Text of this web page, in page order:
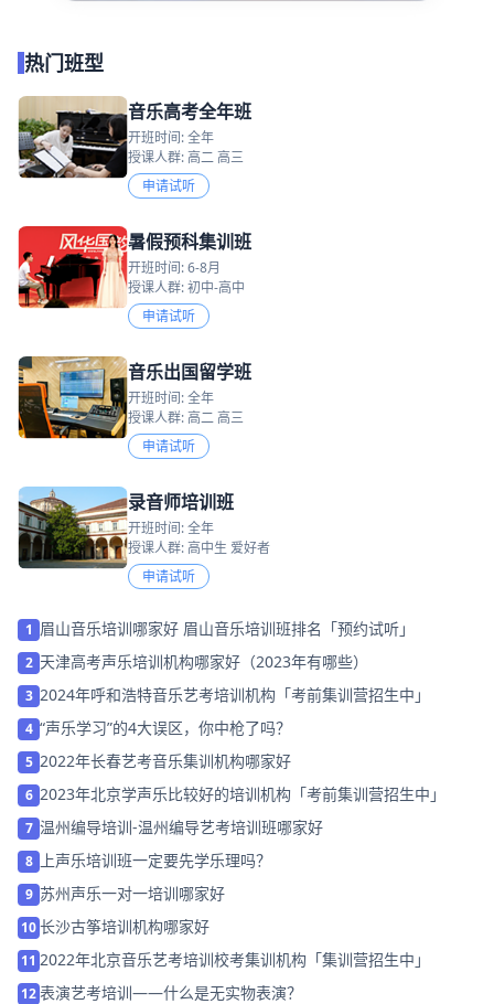
热门班型
音乐高考全年班
开班时间: 全年
授课人群: 高二 高三
申请试听
暑假预科集训班
开班时间: 6-8月
授课人群: 初中-高中
申请试听
音乐出国留学班
开班时间: 全年
授课人群: 高二 高三
申请试听
录音师培训班
开班时间: 全年
授课人群: 高中生 爱好者
申请试听
1 眉山音乐培训哪家好 眉山音乐培训班排名「预约试听」
2 天津高考声乐培训机构哪家好（2023年有哪些）
3 2024年呼和浩特音乐艺考培训机构「考前集训营招生中」
4 “声乐学习”的4大误区，你中枪了吗？
5 2022年长春艺考音乐集训机构哪家好
6 2023年北京学声乐比较好的培训机构「考前集训营招生中」
7 温州编导培训-温州编导艺考培训班哪家好
8 上声乐培训班一定要先学乐理吗？
9 苏州声乐一对一培训哪家好
10长沙古筝培训机构哪家好
11 2022年北京音乐艺考培训校考集训机构「集训营招生中」
12表演艺考培训——什么是无实物表演？